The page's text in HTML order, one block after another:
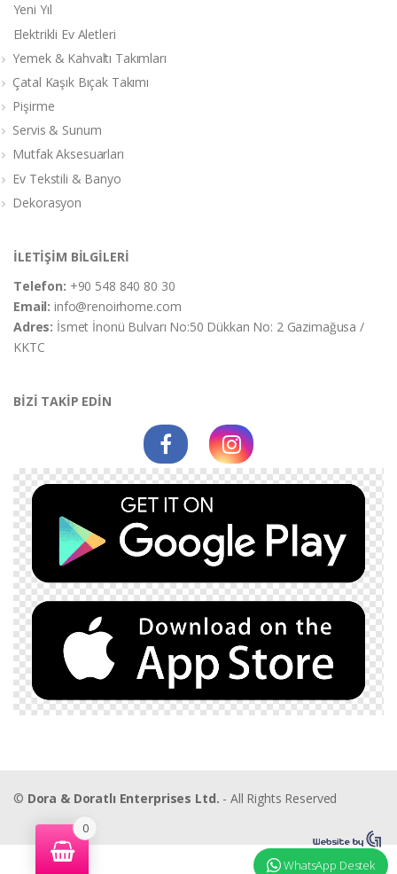
Yeni Yıl
Elektrikli Ev Aletleri
Yemek & Kahvaltı Takımları
Çatal Kaşık Bıçak Takımı
Pişirme
Servis & Sunum
Mutfak Aksesuarları
Ev Tekstili & Banyo
Dekorasyon
İLETİŞİM BİLGİLERİ
Telefon: +90 548 840 80 30
Email:info@renoirhome.com
Adres: İsmet İnonü Bulvarı No:50 Dükkan No: 2 Gazimağusa /
KKTC
BİZİ TAKİP EDİN
© Dora & Doratlı Enterprises Ltd. - All Rights Reserved
0
WhatsApp Destek